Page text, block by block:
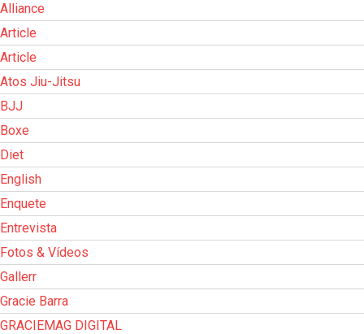
Alliance
Article
Article
Atos Jiu-Jitsu
BJJ
Boxe
Diet
English
Enquete
Entrevista
Fotos & Vídeos
Gallerr
Gracie Barra
GRACIEMAG DIGITAL